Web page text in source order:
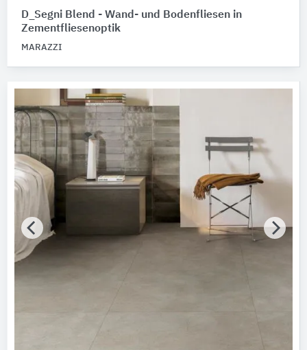
D_Segni Blend - Wand- und Bodenfliesen in
Zementfliesenoptik
MARAZZI